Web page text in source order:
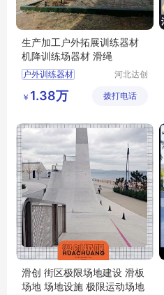
生产加工户外拓展训练器材
机降训练场器材 滑绳
户外训练器材
机降训练场器材
机降滑绳
河北达创
有限公司
￥ 1.38万 拨打电话
滑创 街区极限场地建设 滑板
场地 场地设施 极限运动场地